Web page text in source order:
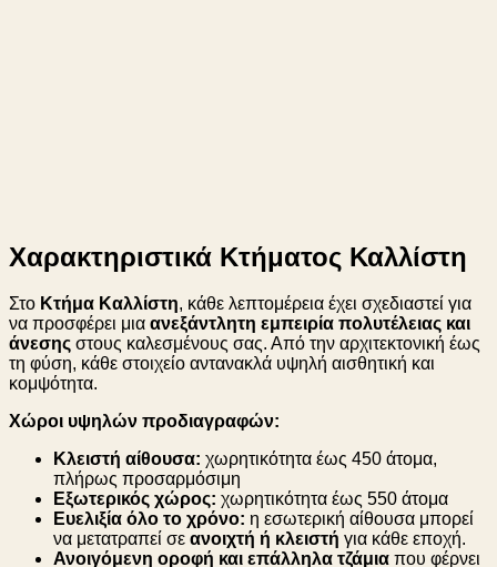
Χαρακτηριστικά Κτήματος Καλλίστη
Στο Κτήμα Καλλίστη, κάθε λεπτομέρεια έχει σχεδιαστεί για
να προσφέρει μια ανεξάντλητη εμπειρία πολυτέλειας και
άνεσης στους καλεσμένους σας. Από την αρχιτεκτονική έως
τη φύση, κάθε στοιχείο αντανακλά υψηλή αισθητική και
κομψότητα.
Χώροι υψηλών προδιαγραφών:
Κλειστή αίθουσα: χωρητικότητα έως 450 άτομα,
πλήρως προσαρμόσιμη
Εξωτερικός χώρος: χωρητικότητα έως 550 άτομα
Ευελιξία όλο το χρόνο: η εσωτερική αίθουσα μπορεί
να μετατραπεί σε ανοιχτή ή κλειστή για κάθε εποχή.
Ανοιγόμενη οροφή και επάλληλα τζάμια που φέρνει